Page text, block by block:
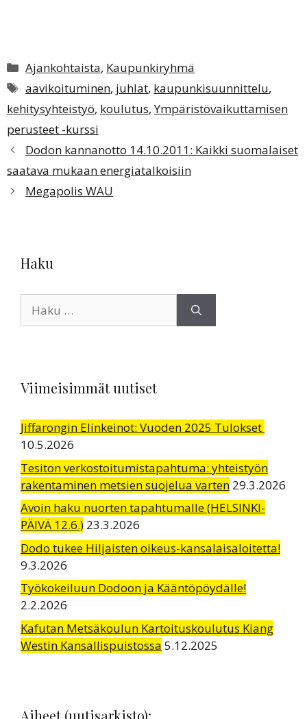
Kategoriat
Ajankohtaista, Kaupunkiryhmä
Avainsanat
aavikoituminen, juhlat, kaupunkisuunnittelu,
kehitysyhteistyö, koulutus,Ympäristövaikuttamisen
perusteet -kurssi
Dodon kannanotto 14.10.2011: Kaikki suomalaiset
saatava mukaan energiatalkoisiin
Megapolis WAU
Haku
Viimeisimmät uutiset
Jiffarongin Elinkeinot: Vuoden 2025 Tulokset
10.5.2026
Tesiton verkostoitumistapahtuma: yhteistyön
rakentaminen metsien suojelua varten 29.3.2026
Avoin haku nuorten tapahtumalle (HELSINKI-
PÄIVÄ 12.6.) 23.3.2026
Dodo tukee Hiljaisten oikeus-kansalaisaloitetta!
9.3.2026
Työkokeiluun Dodoon ja Kääntöpöydälle!
2.2.2026
Kafutan Metsäkoulun Kartoituskoulutus Kiang
Westin Kansallispuistossa 5.12.2025
Aiheet (uutisarkisto):